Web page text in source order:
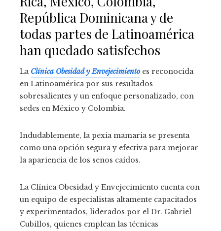
República Dominicana y de
todas partes de Latinoamérica
han quedado satisfechos
La Clínica Obesidad y Envejecimientoes reconocida
en Latinoamérica por sus resultados
sobresalientes y un enfoque personalizado, con
sedes en México y Colombia.
Indudablemente, la pexia mamaria se presenta
como una opción segura y efectiva para mejorar
la apariencia de los senos caídos.
La Clínica Obesidad y Envejecimiento cuenta con
un equipo de especialistas altamente capacitados
y experimentados, liderados por el Dr. Gabriel
Cubillos, quienes emplean las técnicas